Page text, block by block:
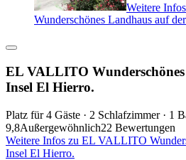
Weitere
Wunderschönes Landhaus auf
EL VALLITO
Insel El Hierro.
Platz für 4 Gäste · 2 Schlafzimmer · 1
9,8Außergewöhnlich22 Bewertungen
Weitere Infos zu EL VALLITO
Insel El Hierro.